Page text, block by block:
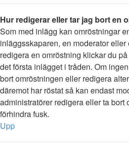
Hur redigerar eller tar jag bort en
Som med inlägg kan omröstningar
inläggsskaparen, en moderator eller
redigera en omröstning klickar du
det första inlägget i tråden. Om
bort omröstningen eller redigera
däremot har röstat så kan endast
administratörer redigera eller ta bort
förhindra fusk.
Upp